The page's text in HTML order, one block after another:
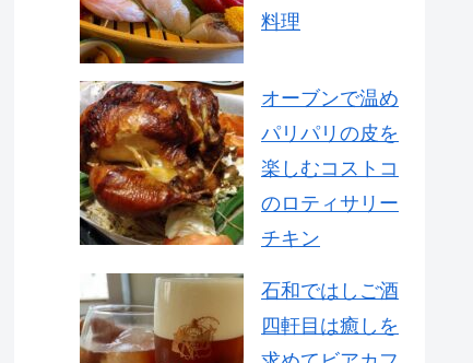
料理
オーブンで温め
パリパリの皮を
楽しむコストコ
のロティサリー
チキン
石和ではしご酒
四軒目は癒しを